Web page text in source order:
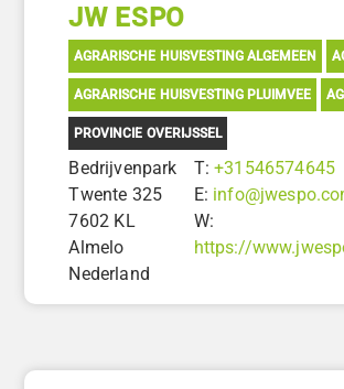
JW ESPO
AGRARISCHE HUISVESTING ALGEMEEN
AGRARISCHE HUISVESTING PLUIMVEE
PROVINCIE OVERIJSSEL
Bedrijvenpark
Twente 325
7602 KL
Almelo
Nederland
T:+31546574645
E:
W:
https://